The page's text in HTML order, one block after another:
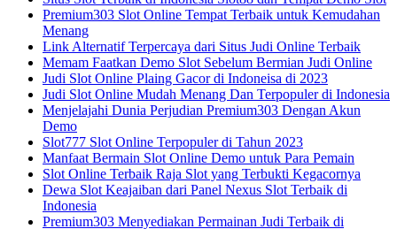
Premium303 Slot Online Tempat Terbaik untuk Kemudahan
Menang
Link Alternatif Terpercaya dari Situs Judi Online Terbaik
Memam Faatkan Demo Slot Sebelum Bermian Judi Online
Judi Slot Online Plaing Gacor di Indoneisa di 2023
Judi Slot Online Mudah Menang Dan Terpopuler di Indonesia
Menjelajahi Dunia Perjudian Premium303 Dengan Akun
Demo
Slot777 Slot Online Terpopuler di Tahun 2023
Manfaat Bermain Slot Online Demo untuk Para Pemain
Slot Online Terbaik Raja Slot yang Terbukti Kegacornya
Dewa Slot Keajaiban dari Panel Nexus Slot Terbaik di
Indonesia
Premium303 Menyediakan Permainan Judi Terbaik di